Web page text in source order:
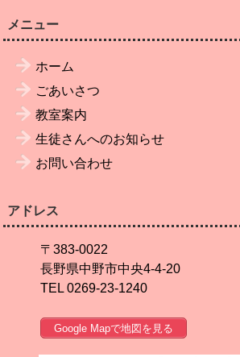
メニュー
ホーム
ごあいさつ
教室案内
生徒さんへのお知らせ
お問い合わせ
アドレス
〒383-0022
長野県中野市中央4-4-20
TEL 0269-23-1240
Google Mapで地図を見る